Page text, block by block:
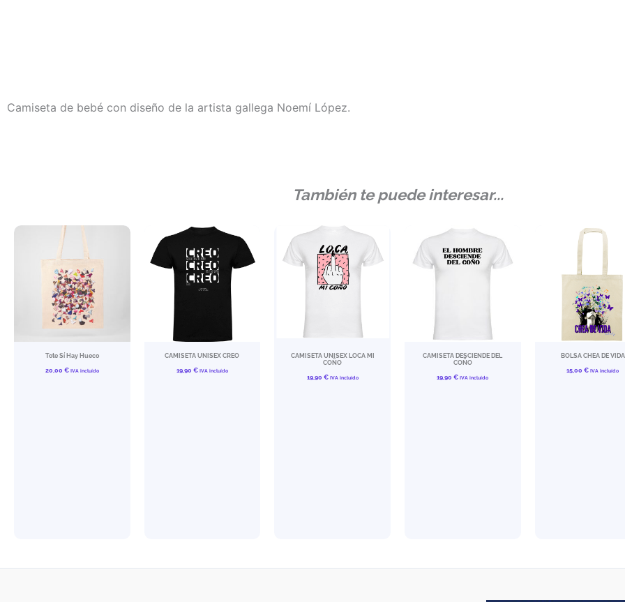
Camiseta de bebé con diseño de la artista gallega Noemí López.
También te puede interesar...
Tote Sí Hay Hueco
20,00 € IVA incluído
CAMISETA UNISEX CREO
19,90 € IVA incluído
CAMISETA UNISEX LOCA MI
COÑO
19,90 € IVA incluído
CAMISETA DESCIENDE DEL
COÑO
19,90€ IVA incluído
BOLSA CHEA DE VIDA
15,00€ IVA incluído